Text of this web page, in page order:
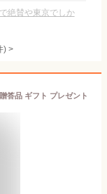
絶賛や東京でしか
) >
答品 ギフト プレゼント